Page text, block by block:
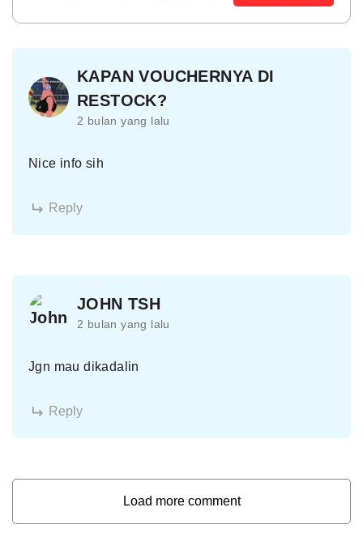
KAPAN VOUCHERNYA DI
RESTOCK?
2 bulan yang lalu
Nice info sih
Reply
JOHN TSH
2 bulan yang lalu
Jgn mau dikadalin
Reply
Load more comment